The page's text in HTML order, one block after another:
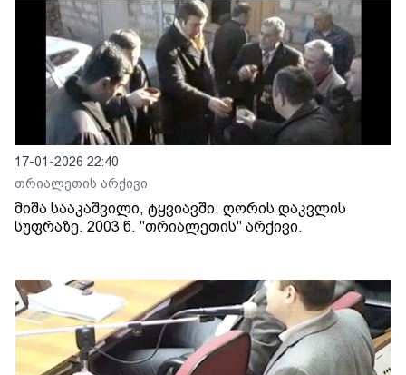
17-01-2026 22:40
თრიალეთის არქივი
მიშა სააკაშვილი, ტყვიავში, ღორის დაკვლის
სუფრაზე. 2003 წ. "თრიალეთის" არქივი.